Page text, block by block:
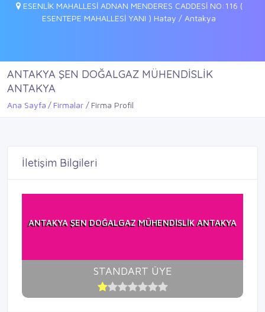
ESENLİK MAHALLESİ ADNAN MENDERES CADDESİ NO:116 (
ESENTEPE MAHALLESİ YANI ) Hatay / Antakya
ANTAKYA ŞEN DOĞALGAZ MÜHENDİSLİK
ANTAKYA
Ana Sayfa Firmalar Firma Profil
İletişim Bilgileri
ANTAKYA ŞEN DOĞALGAZ MÜHENDİSLİK ANTAKYA
STANDART ÜYE